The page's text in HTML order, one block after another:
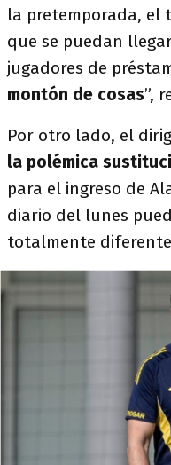
la pretemporada, el
que se puedan
jugadores de
montón de cosas”,
Por otro lado, el
la polémica
para el ingreso de
diario del lunes
totalmente